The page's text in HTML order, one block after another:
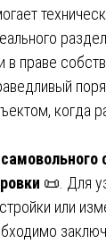
в праве
когда
📜. Для
или